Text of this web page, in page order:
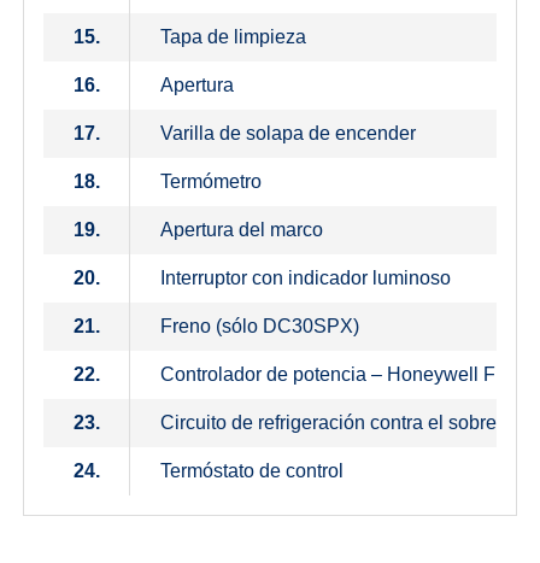
15. Tapa de limpieza
16. Apertura
17. Varilla de solapa de encender
18. Termómetro
19. Apertura del marco
20. Interruptor con indicador luminoso
21. Freno (sólo DC30SPX)
22. Controlador de potencia – Honeywell FR
23. Circuito de refrigeración contra el
24. Termóstato de control